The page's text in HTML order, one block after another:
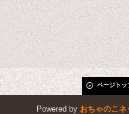
ページトッ
Powered by おちゃのこネ